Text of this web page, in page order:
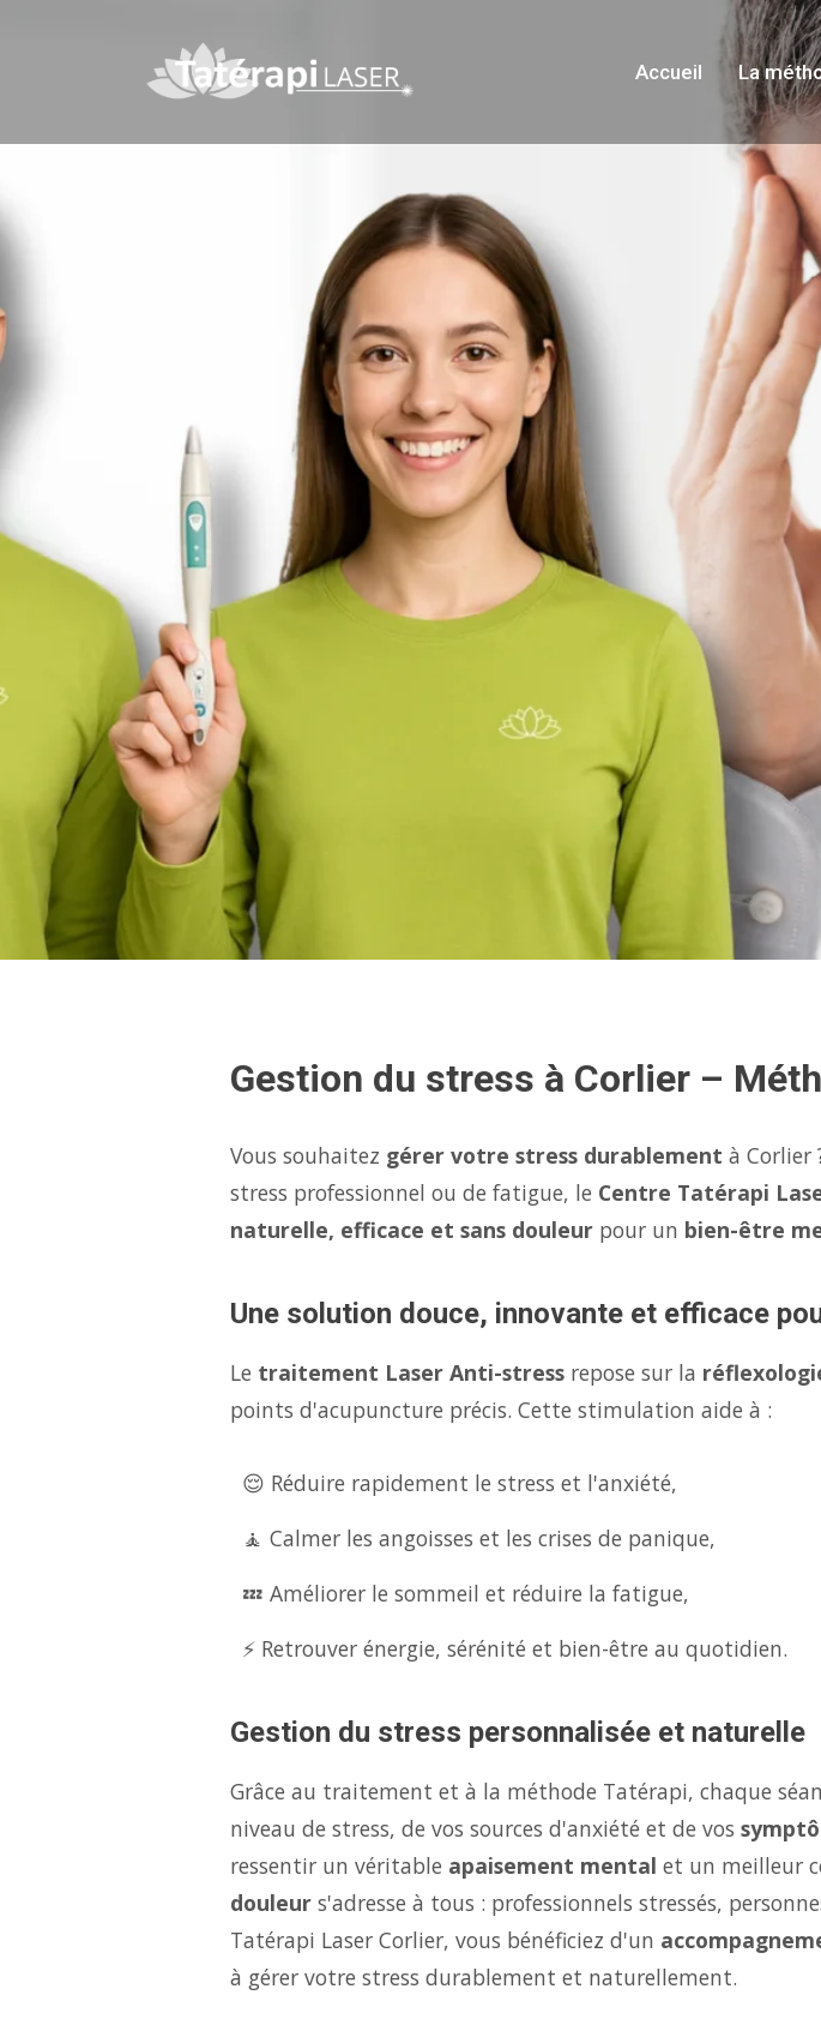
Accueil La
Gestion du stress à Corlier –
Vous souhaitez gérer votre stress durablement à Corlier
stress professionnel ou de fatigue, le Centre Tatérapi
naturelle, efficace et sans douleur pour un bien-être
Une solution douce, innovante et efficace
Le traitement Laser Anti-stress repose sur la
points d'acupuncture précis. Cette stimulation aide à :
😌 Réduire rapidement le stress et l'anxiété,
🧘 Calmer les angoisses et les crises de panique,
💤 Améliorer le sommeil et réduire la fatigue,
⚡ Retrouver énergie, sérénité et bien-être au quotidien.
Gestion du stress personnalisée et naturelle
Grâce au traitement et à la méthode Tatérapi, chaque
niveau de stress, de vos sources d'anxiété et de vos
ressentir un véritable apaisement mental et un meilleur
douleur s'adresse à tous : professionnels stressés,
Tatérapi Laser Corlier, vous bénéficiez d'un
à gérer votre stress durablement et naturellement.